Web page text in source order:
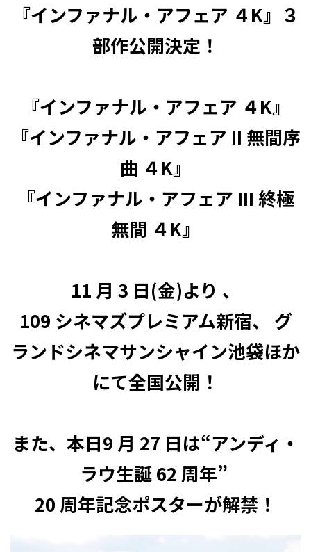
『インファナル・アフェア ４K』３
部作公開決定！
『インファナル・アフェア ４K』
『インファナル・アフェア II 無間序
曲 ４K』
『インファナル・アフェア III 終極
無間 ４K』
11 月 3 日(金)より 、
109 シネマズプレミアム新宿、 グ
ランドシネマサンシャイン池袋ほか
にて全国公開！
また、本日9 月 27 日は“アンディ・
ラウ生誕 62 周年”
20 周年記念ポスターが解禁！